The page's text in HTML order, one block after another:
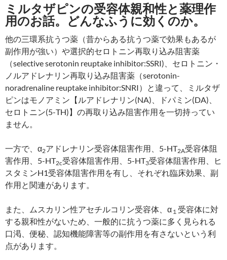
ミルタザピンの受容体親和性と薬理作
用のお話。どんなふうに効くのか。
他の三環系抗うつ薬（昔からある抗うつ薬で効果もあるが
副作用が強い）や選択的セロトニン再取り込み阻害薬
（selective serotonin reuptake inhibitor:SSRI)、セロトニン・
ノルアドレナリン再取り込み阻害薬（serotonin-
noradrenaline reuptake inhibitor:SNRI）と違って、ミルタザ
ピンはモノアミン【ルアドレナリン(NA)、ドパミン(DA)、
セロトニン(5-TH)】の再取り込み阻害作用を一切持ってい
ません。
一方で、α2アドレナリン受容体阻害作用、5-HT2A受容体阻
害作用、5-HT2c受容体阻害作用、5-HT3受容体阻害作用、ヒ
スタミンH1受容体阻害作用を有し、それぞれ臨床効果、副
作用と関連があります。
また、ムスカリン性アセチルコリン受容体、α １ 受容体に対
する親和性がないため、一般的に抗うつ薬に多く見られる
口渇、便秘、認知機能障害等の副作用を有さないという利
点があります。